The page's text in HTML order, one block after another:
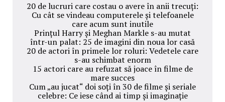
20 de lucruri care costau o avere în anii trecuți:
Cu cât se vindeau computerele și telefoanele
care acum sunt inutile
Prințul Harry și Meghan Markle s-au mutat
într-un palat: 25 de imagini din noua lor casă
20 de actori în primele lor roluri: Vedetele care
s-au schimbat enorm
15 actori care au refuzat să joace în filme de
mare succes
Cum „au jucat“ doi soți în 30 de filme și seriale
celebre: Ce iese când ai timp și imaginație